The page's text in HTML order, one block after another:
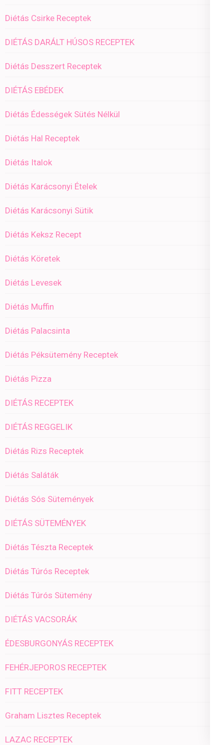
Diétás Csirke Receptek
DIÉTÁS DARÁLT HÚSOS RECEPTEK
Diétás Desszert Receptek
DIÉTÁS EBÉDEK
Diétás Édességek Sütés Nélkül
Diétás Hal Receptek
Diétás Italok
Diétás Karácsonyi Ételek
Diétás Karácsonyi Sütik
Diétás Keksz Recept
Diétás Köretek
Diétás Levesek
Diétás Muffin
Diétás Palacsinta
Diétás Péksütemény Receptek
Diétás Pizza
DIÉTÁS RECEPTEK
DIÉTÁS REGGELIK
Diétás Rizs Receptek
Diétás Saláták
Diétás Sós Sütemények
DIÉTÁS SÜTEMÉNYEK
Diétás Tészta Receptek
Diétás Túrós Receptek
Diétás Túrós Sütemény
DIÉTÁS VACSORÁK
ÉDESBURGONYÁS RECEPTEK
FEHÉRJEPOROS RECEPTEK
FITT RECEPTEK
Graham Lisztes Receptek
LAZAC RECEPTEK